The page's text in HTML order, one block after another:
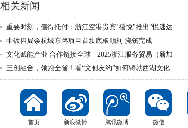
相关新闻
重要时刻，值得托付：浙江空港贵宾"禧悦"推出"悦速达
中铁四局余杭城东路项目首块底板顺利 浇筑完成
文化赋能产业 合作链接全球—2025浙江服务贸易（新加
三创融合，领跑全省！看“文创友约”如何铸就西湖文化
首页 新浪微博 腾讯微博 微信